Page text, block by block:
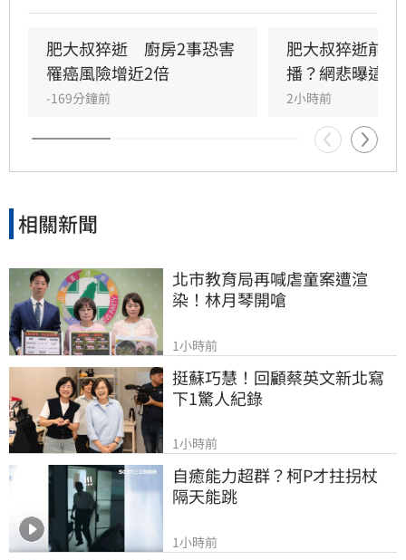
陷，狀態顯得相當疲憊。肥大叔自2021年起頻傳
健康警訊，雖曾於2022年住院開刀，但出院後仍
堅持返回工作崗位，直到最後一刻仍心繫直播。
對於肥大叔的確切死因，家屬目前尚未對外說
明。
肥大叔猝逝　廚房2事恐害
罹癌風險增近2倍
-169分鐘前
肥大叔猝逝前
播？網悲曝這原
2小時前
相關新聞
北市教育局再喊虐童案遭渲
染！林月琴開嗆
1小時前
挺蘇巧慧！回顧蔡英文新北寫
下1驚人紀錄
1小時前
自癒能力超群？柯P才拄拐杖
隔天能跳
1小時前